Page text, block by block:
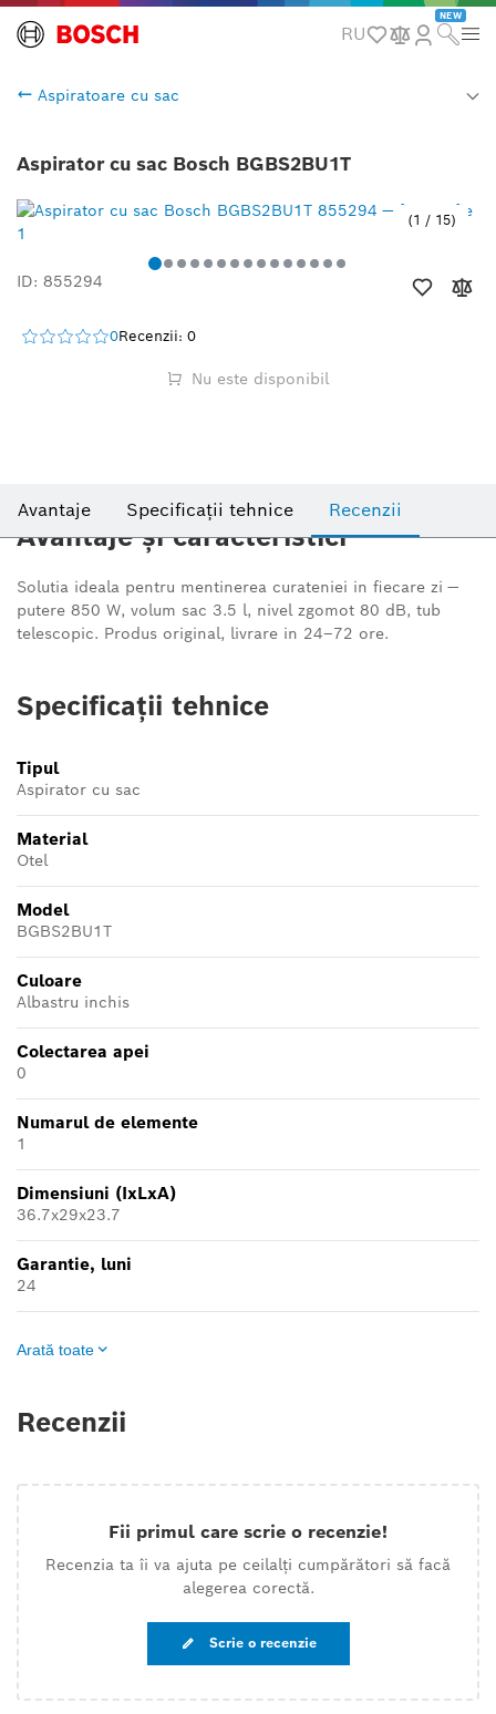
RU
NEW
Aspiratoare cu sac
Aspirator cu sac Bosch BGBS2BU1T
1 / 15
ID: 855294
0Recenzii: 0
Nu este disponibil
Avantaje Specificații tehnice Recenzii
Avantaje și caracteristici
Solutia ideala pentru mentinerea curateniei in fiecare zi —
putere 850 W, volum sac 3.5 l, nivel zgomot 80 dB, tub
telescopic. Produs original, livrare in 24–72 ore.
Specificații tehnice
Tipul
Aspirator cu sac
Material
Otel
Model
BGBS2BU1T
Culoare
Albastru inchis
Colectarea apei
0
Numarul de elemente
1
Dimensiuni (IxLxA)
36.7х29х23.7
Garantie, luni
24
Arată toate
Recenzii
Fii primul care scrie o recenzie!
Recenzia ta îi va ajuta pe ceilalți cumpărători să facă
alegerea corectă.
Scrie o recenzie